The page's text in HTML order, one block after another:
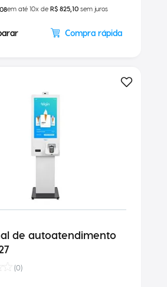
08em até 10x de R$ 825, 10sem juros
Compra rápida
de autoatendimento
(0)